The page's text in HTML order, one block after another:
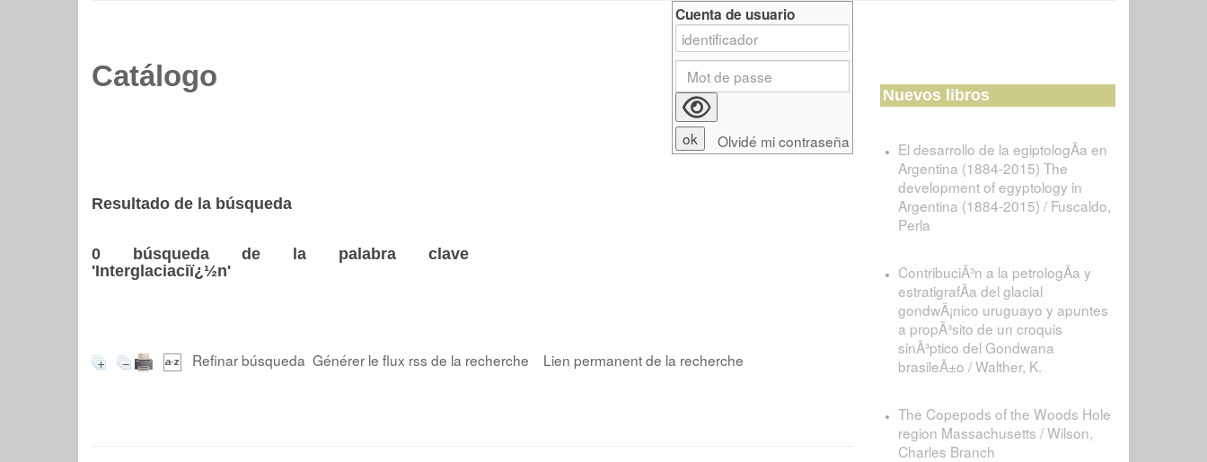
Catálogo
Resultado de la búsqueda
0 búsqueda de la palabra clave
'Interglaciaciï¿½n'
Refinar búsqueda Générer le flux rss de la recherche Lien permanent de la recherche
Cuenta de usuario
Olvidé mi contraseña
Nuevos libros
El desarrollo de la egiptologÃ­a en
Argentina (1884-2015) The
development of egyptology in
Argentina (1884-2015) / Fuscaldo,
Perla
ContribuciÃ³n a la petrologÃ­a y
estratigrafÃ­a del glacial
gondwÃ¡nico uruguayo y apuntes
a propÃ³sito de un croquis
sinÃ³ptico del Gondwana
brasileÃ±o / Walther, K.
The Copepods of the Woods Hole
region Massachusetts / Wilson,
Charles Branch